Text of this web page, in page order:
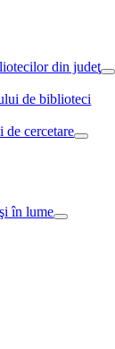
din judeţ
de biblioteci
de cercetare
în lume